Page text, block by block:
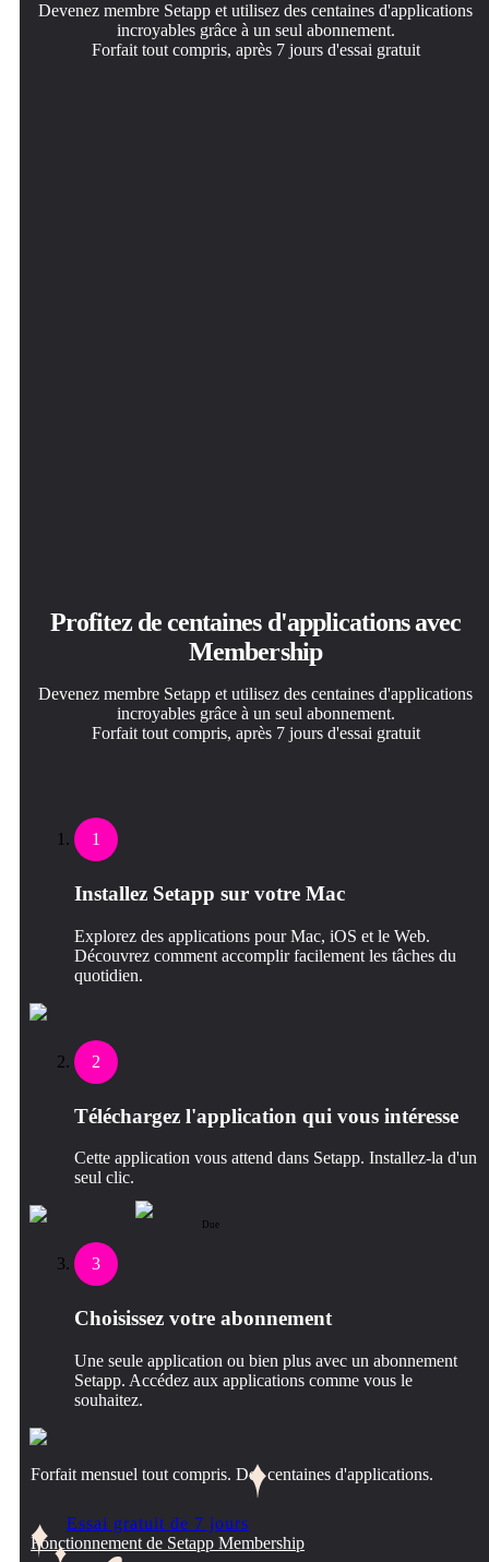
Devenez membre Setapp et utilisez des centaines d'applications
incroyables grâce à un seul abonnement.
Forfait tout compris, après 7 jours d'essai gratuit
Profitez de centaines d'applications avec
Membership
Devenez membre Setapp et utilisez des centaines d'applications
incroyables grâce à un seul abonnement.
Forfait tout compris, après 7 jours d'essai gratuit
1
Installez Setapp sur votre Mac
Explorez des applications pour Mac, iOS et le Web.
Découvrez comment accomplir facilement les tâches du
quotidien.
2
Téléchargez l'application qui vous intéresse
Cette application vous attend dans Setapp. Installez-la d'un
seul clic.
Due
3
Choisissez votre abonnement
Une seule application ou bien plus avec un abonnement
Setapp. Accédez aux applications comme vous le
souhaitez.
Forfait mensuel tout compris. Des centaines d'applications.
Essai gratuit de 7 jours
Fonctionnement de Setapp Membership